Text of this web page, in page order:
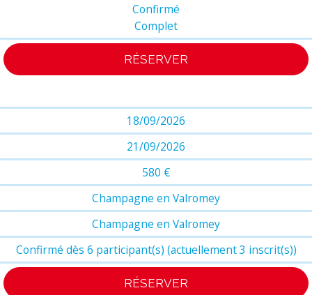
Confirmé
Complet
RÉSERVER
18/09/2026
21/09/2026
580 €
Champagne en Valromey
Champagne en Valromey
Confirmé dès 6 participant(s) (actuellement 3 inscrit(s))
RÉSERVER